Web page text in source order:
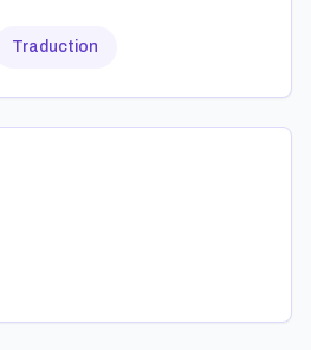
Traduction